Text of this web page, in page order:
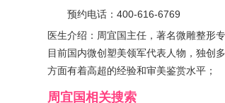
预约电话：400-616-6769
医生介绍：周宜国主任，著名微雕整形
目前国内微创塑美领军代表人物，独创
方面有着高超的经验和审美鉴赏水平；
周宜国相关搜索